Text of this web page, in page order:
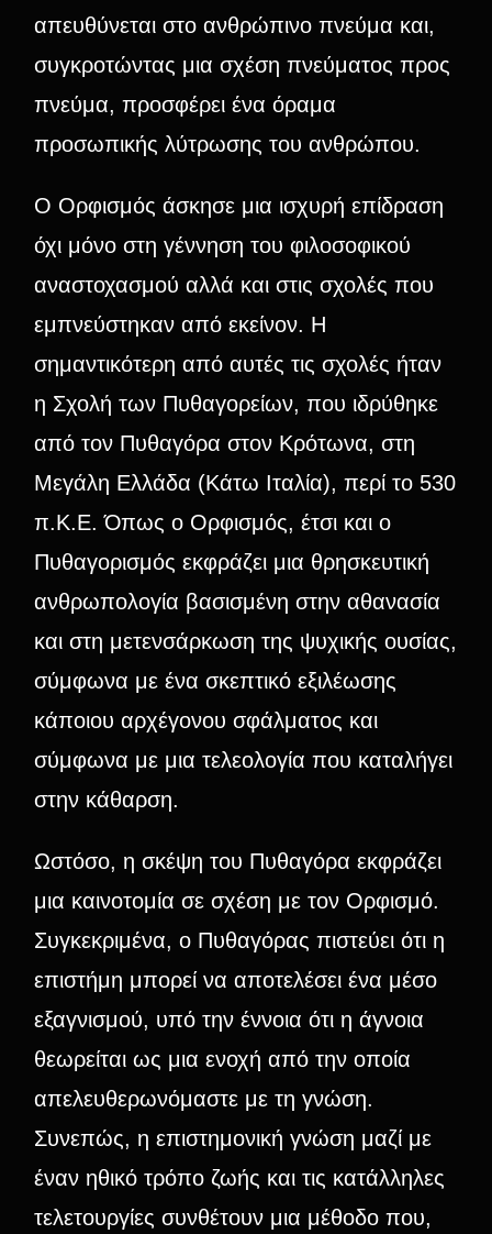
απευθύνεται στο ανθρώπινο πνεύμα και,
συγκροτώντας μια σχέση πνεύματος προς
πνεύμα, προσφέρει ένα όραμα
προσωπικής λύτρωσης του ανθρώπου.
Ο Ορφισμός άσκησε μια ισχυρή επίδραση
όχι μόνο στη γέννηση του φιλοσοφικού
αναστοχασμού αλλά και στις σχολές που
εμπνεύστηκαν από εκείνον. Η
σημαντικότερη από αυτές τις σχολές ήταν
η Σχολή των Πυθαγορείων, που ιδρύθηκε
από τον Πυθαγόρα στον Κρότωνα, στη
Μεγάλη Ελλάδα (Κάτω Ιταλία), περί το 530
π.Κ.Ε. Όπως ο Ορφισμός, έτσι και ο
Πυθαγορισμός εκφράζει μια θρησκευτική
ανθρωπολογία βασισμένη στην αθανασία
και στη μετενσάρκωση της ψυχικής ουσίας,
σύμφωνα με ένα σκεπτικό εξιλέωσης
κάποιου αρχέγονου σφάλματος και
σύμφωνα με μια τελεολογία που καταλήγει
στην κάθαρση.
Ωστόσο, η σκέψη του Πυθαγόρα εκφράζει
μια καινοτομία σε σχέση με τον Ορφισμό.
Συγκεκριμένα, ο Πυθαγόρας πιστεύει ότι η
επιστήμη μπορεί να αποτελέσει ένα μέσο
εξαγνισμού, υπό την έννοια ότι η άγνοια
θεωρείται ως μια ενοχή από την οποία
απελευθερωνόμαστε με τη γνώση.
Συνεπώς, η επιστημονική γνώση μαζί με
έναν ηθικό τρόπο ζωής και τις κατάλληλες
τελετουργίες συνθέτουν μια μέθοδο που,